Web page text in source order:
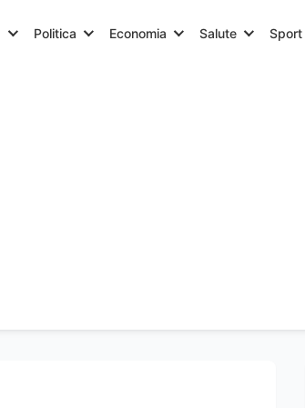
Politica Economia Salute Sport